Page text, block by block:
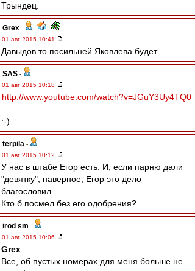
Трындец.
Grex -
01 авг 2015 10:41
Давыдов то посильней Яковлева будет
SAS -
01 авг 2015 10:18
http://www.youtube.com/watch?v=JGuY3Uy4TQ0
:-)
terpila -
01 авг 2015 10:12
У нас в штабе Егор есть. И, если парню дали
"девятку", наверное, Егор это дело
благословил.
Кто б посмел без его одобрения?
irod sm -
01 авг 2015 10:06
Grex
Все, об пустых номерах для меня больше не